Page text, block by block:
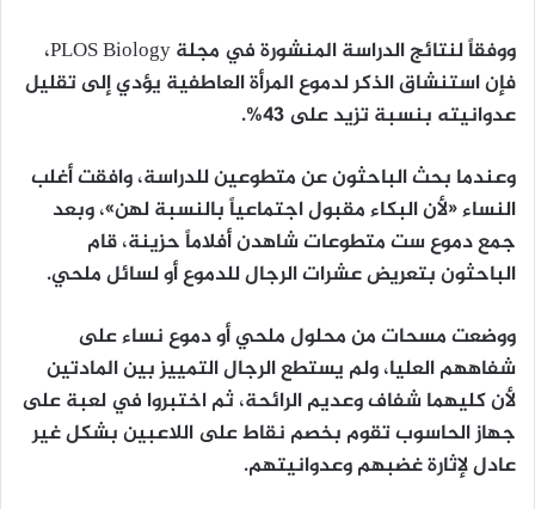
ووفقاً لنتائج الدراسة المنشورة في مجلة PLOS Biology،
فإن استنشاق الذكر لدموع المرأة العاطفية يؤدي إلى تقليل
عدوانيته بنسبة تزيد على 43%.
وعندما بحث الباحثون عن متطوعين للدراسة، وافقت أغلب
النساء «لأن البكاء مقبول اجتماعياً بالنسبة لهن»، وبعد
جمع دموع ست متطوعات شاهدن أفلاماً حزينة، قام
الباحثون بتعريض عشرات الرجال للدموع أو لسائل ملحي.
ووضعت مسحات من محلول ملحي أو دموع نساء على
شفاههم العليا، ولم يستطع الرجال التمييز بين المادتين
لأن كليهما شفاف وعديم الرائحة، ثم اختبروا في لعبة على
جهاز الحاسوب تقوم بخصم نقاط على اللاعبين بشكل غير
عادل لإثارة غضبهم وعدوانيتهم.